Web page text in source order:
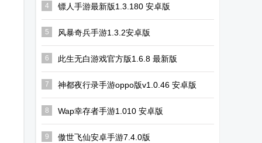
Flycast新版本
(nes模拟器)
拟器汉化版
4 镖人手游最新版1.3.180 安卓版
5 风暴奇兵手游1.3.2安卓版
6 此生无白游戏官方版1.6.8 最新版
7 神都夜行录手游oppo版v1.0.46 安卓版
8 Wap幸存者手游1.010 安卓版
9 傲世飞仙安卓手游7.4.0版